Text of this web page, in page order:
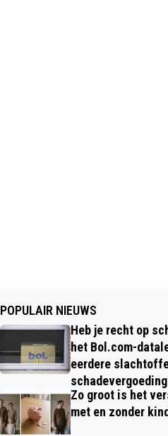
POPULAIR NIEUWS
Heb je recht op
het Bol.com-
eerdere
Zo groot is het
met en zonder